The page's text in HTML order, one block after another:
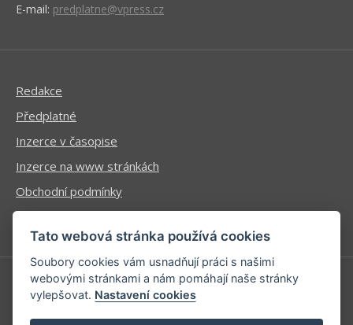
E-mail: predplatne@vpress.cz
Redakce
Předplatné
Inzerce v časopise
Inzerce na www stránkách
Obchodní podmínky
Ochrana osobních údajů
Příhlášení | Registrace
Tato webová stránka používá cookies
Soubory cookies vám usnadňují práci s našimi
webovými stránkami a nám pomáhají naše stránky
vylepšovat. Nastavení cookies